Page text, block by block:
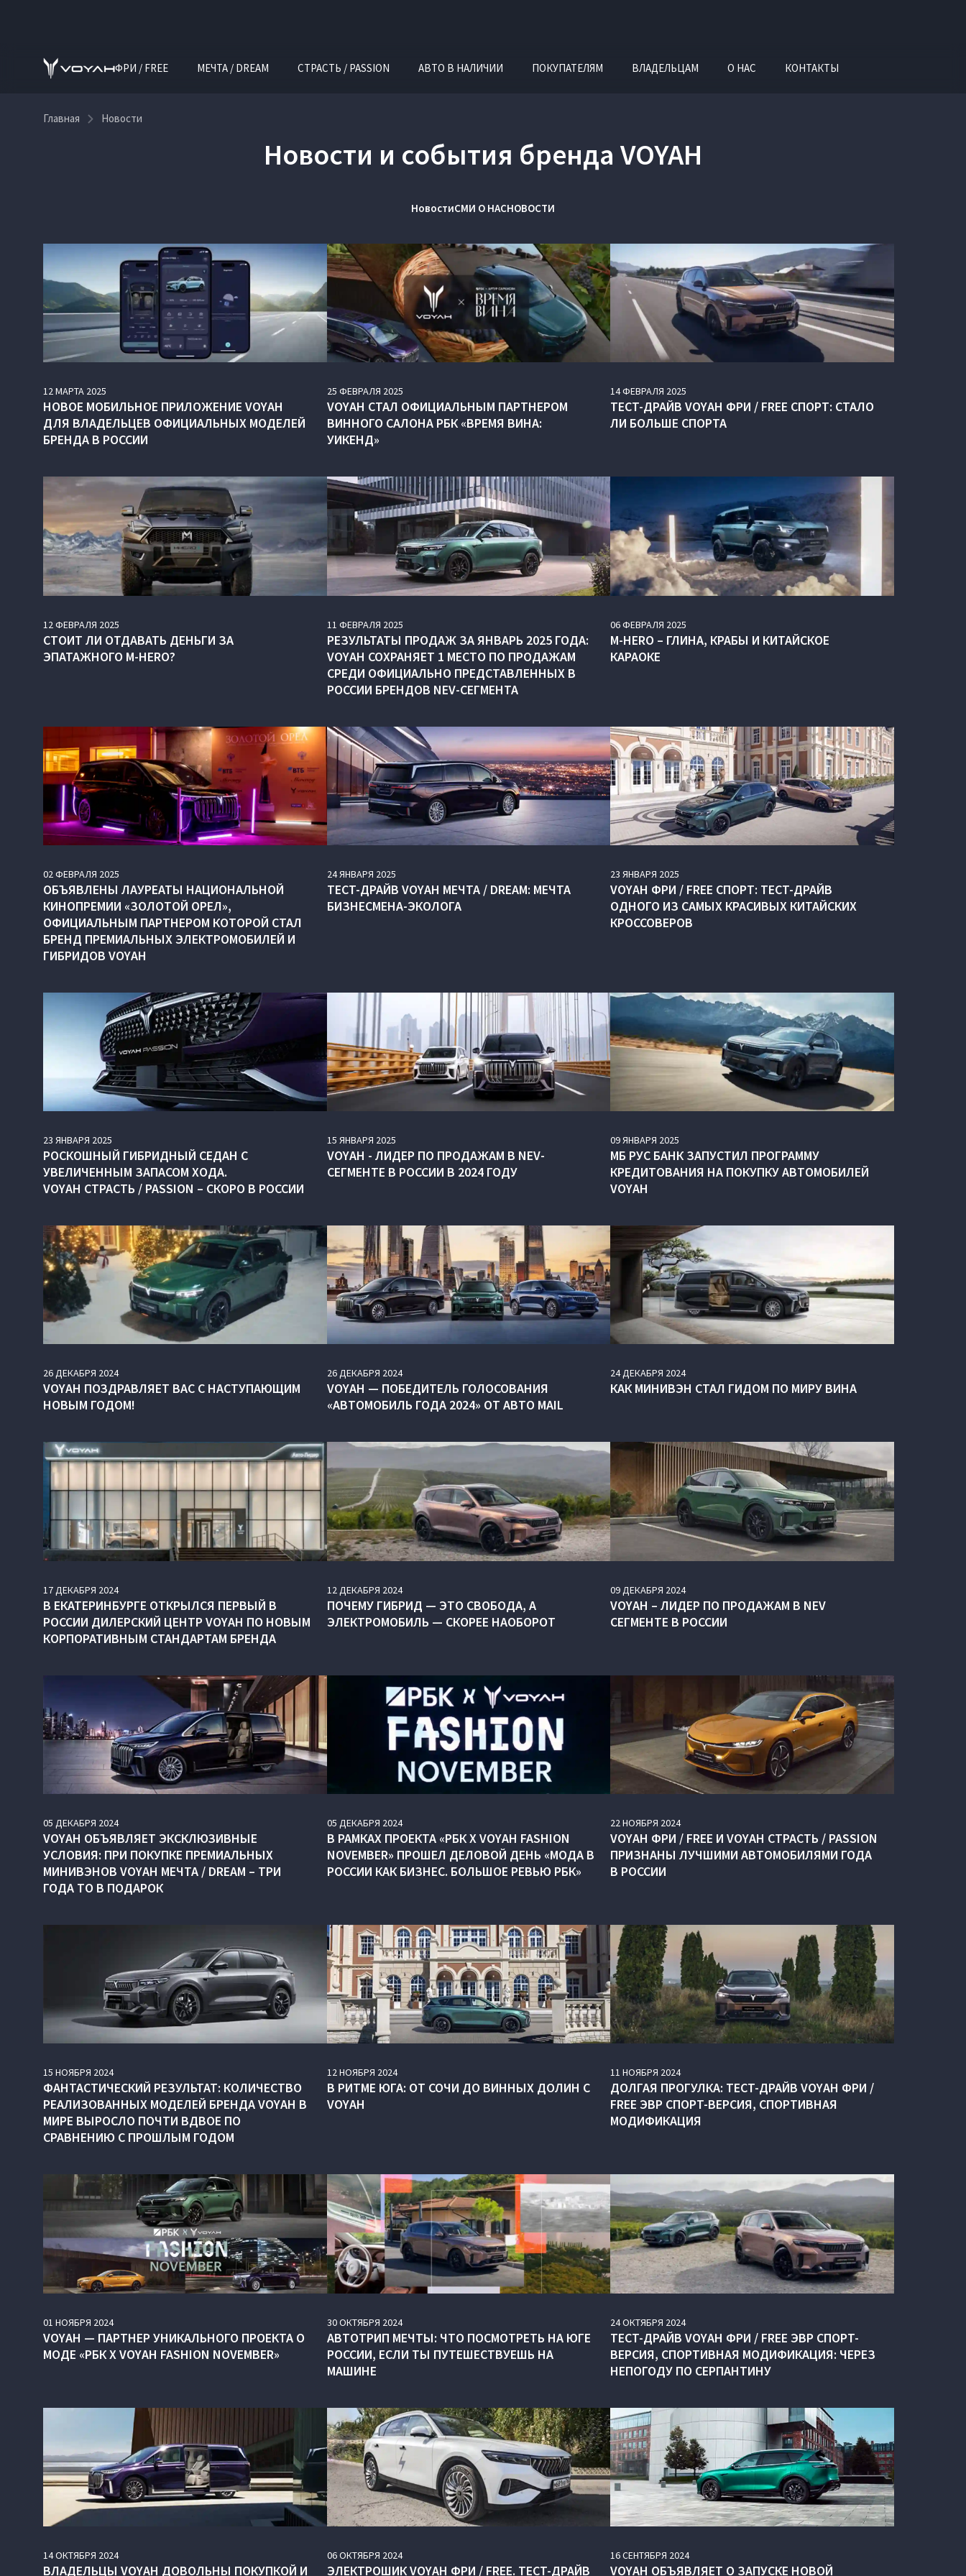
ФРИ / FREE МЕЧТА / DREAM СТРАСТЬ / PASSION АВТО В НАЛИЧИИ ПОКУПАТЕЛЯМ ВЛАДЕЛЬЦАМ О НАС КОНТАКТЫ
Главная Новости
Новости и события бренда VOYAH
НовостиСМИ О НАСНОВОСТИ
12МАРТА 2025
НОВОЕ МОБИЛЬНОЕ ПРИЛОЖЕНИЕ VOYAH
ДЛЯ ВЛАДЕЛЬЦЕВ ОФИЦИАЛЬНЫХ МОДЕЛЕЙ
БРЕНДА В РОССИИ
25 ФЕВРАЛЯ 2025
VOYAH СТАЛ ОФИЦИАЛЬНЫМ ПАРТНЕРОМ
ВИННОГО САЛОНА РБК «ВРЕМЯ ВИНА:
УИКЕНД»
14ФЕВРАЛЯ 2025
ТЕСТ-ДРАЙВ VOYAH ФРИ / FREE СПОРТ: СТАЛО
ЛИ БОЛЬШЕ СПОРТА
12 ФЕВРАЛЯ 2025
СТОИТ ЛИ ОТДАВАТЬ ДЕНЬГИ ЗА
ЭПАТАЖНОГО M-HERO?
11 ФЕВРАЛЯ 2025
РЕЗУЛЬТАТЫ ПРОДАЖ ЗА ЯНВАРЬ 2025 ГОДА:
VOYAH СОХРАНЯЕТ 1 МЕСТО ПО ПРОДАЖАМ
СРЕДИ ОФИЦИАЛЬНО ПРЕДСТАВЛЕННЫХ В
РОССИИ БРЕНДОВ NEV-СЕГМЕНТА
06ФЕВРАЛЯ 2025
M-HERO – ГЛИНА, КРАБЫ И КИТАЙСКОЕ
КАРАОКЕ
02ФЕВРАЛЯ 2025
ОБЪЯВЛЕНЫ ЛАУРЕАТЫ НАЦИОНАЛЬНОЙ
КИНОПРЕМИИ «ЗОЛОТОЙ ОРЕЛ»,
ОФИЦИАЛЬНЫМ ПАРТНЕРОМ КОТОРОЙ СТАЛ
БРЕНД ПРЕМИАЛЬНЫХ ЭЛЕКТРОМОБИЛЕЙ И
ГИБРИДОВ VOYAH
24ЯНВАРЯ 2025
ТЕСТ-ДРАЙВ VOYAH МЕЧТА / DREAM: МЕЧТА
БИЗНЕСМЕНА-ЭКОЛОГА
23 ЯНВАРЯ 2025
VOYAH ФРИ / FREE СПОРТ: ТЕСТ-ДРАЙВ
ОДНОГО ИЗ САМЫХ КРАСИВЫХ КИТАЙСКИХ
КРОССОВЕРОВ
23 ЯНВАРЯ 2025
РОСКОШНЫЙ ГИБРИДНЫЙ СЕДАН С
УВЕЛИЧЕННЫМ ЗАПАСОМ ХОДА.
VOYAH СТРАСТЬ / PASSION – СКОРО В РОССИИ
15 ЯНВАРЯ 2025
VOYAH - ЛИДЕР ПО ПРОДАЖАМ В NEV-
СЕГМЕНТЕ В РОССИИ В 2024 ГОДУ
09ЯНВАРЯ 2025
МБ РУС БАНК ЗАПУСТИЛ ПРОГРАММУ
КРЕДИТОВАНИЯ НА ПОКУПКУ АВТОМОБИЛЕЙ
VOYAH
26ДЕКАБРЯ 2024
VOYAH ПОЗДРАВЛЯЕТ ВАС С НАСТУПАЮЩИМ
НОВЫМ ГОДОМ!
26ДЕКАБРЯ 2024
VOYAH — ПОБЕДИТЕЛЬ ГОЛОСОВАНИЯ
«АВТОМОБИЛЬ ГОДА 2024» ОТ АВТО MAIL
24ДЕКАБРЯ 2024
КАК МИНИВЭН СТАЛ ГИДОМ ПО МИРУ ВИНА
17ДЕКАБРЯ 2024
В ЕКАТЕРИНБУРГЕ ОТКРЫЛСЯ ПЕРВЫЙ В
РОССИИ ДИЛЕРСКИЙ ЦЕНТР VOYAH ПО НОВЫМ
КОРПОРАТИВНЫМ СТАНДАРТАМ БРЕНДА
12ДЕКАБРЯ 2024
ПОЧЕМУ ГИБРИД — ЭТО СВОБОДА, А
ЭЛЕКТРОМОБИЛЬ — СКОРЕЕ НАОБОРОТ
09ДЕКАБРЯ 2024
VOYAH – ЛИДЕР ПО ПРОДАЖАМ В NEV
СЕГМЕНТЕ В РОССИИ
05 ДЕКАБРЯ 2024
VOYAH ОБЪЯВЛЯЕТ ЭКСКЛЮЗИВНЫЕ
УСЛОВИЯ: ПРИ ПОКУПКЕ ПРЕМИАЛЬНЫХ
МИНИВЭНОВ VOYAH МЕЧТА / DREAM – ТРИ
ГОДА ТО В ПОДАРОК
05 ДЕКАБРЯ 2024
В РАМКАХ ПРОЕКТА «РБК X VOYAH FASHION
NOVEMBER» ПРОШЕЛ ДЕЛОВОЙ ДЕНЬ «МОДА В
РОССИИ КАК БИЗНЕС. БОЛЬШОЕ РЕВЬЮ РБК»
22НОЯБРЯ 2024
VOYAH ФРИ / FREE И VOYAH СТРАСТЬ / PASSION
ПРИЗНАНЫ ЛУЧШИМИ АВТОМОБИЛЯМИ ГОДА
В РОССИИ
15 НОЯБРЯ 2024
ФАНТАСТИЧЕСКИЙ РЕЗУЛЬТАТ: КОЛИЧЕСТВО
РЕАЛИЗОВАННЫХ МОДЕЛЕЙ БРЕНДА VOYAH В
МИРЕ ВЫРОСЛО ПОЧТИ ВДВОЕ ПО
СРАВНЕНИЮ С ПРОШЛЫМ ГОДОМ
12НОЯБРЯ 2024
В РИТМЕ ЮГА: ОТ СОЧИ ДО ВИННЫХ ДОЛИН С
VOYAH
11 НОЯБРЯ 2024
ДОЛГАЯ ПРОГУЛКА: ТЕСТ-ДРАЙВ VOYAH ФРИ /
FREE ЭВР СПОРТ-ВЕРСИЯ, СПОРТИВНАЯ
МОДИФИКАЦИЯ
01 НОЯБРЯ 2024
VOYAH — ПАРТНЕР УНИКАЛЬНОГО ПРОЕКТА О
МОДЕ «РБК X VOYAH FASHION NOVEMBER»
30ОКТЯБРЯ 2024
АВТОТРИП МЕЧТЫ: ЧТО ПОСМОТРЕТЬ НА ЮГЕ
РОССИИ, ЕСЛИ ТЫ ПУТЕШЕСТВУЕШЬ НА
МАШИНЕ
24ОКТЯБРЯ 2024
ТЕСТ-ДРАЙВ VOYAH ФРИ / FREE ЭВР СПОРТ-
ВЕРСИЯ, СПОРТИВНАЯ МОДИФИКАЦИЯ: ЧЕРЕЗ
НЕПОГОДУ ПО СЕРПАНТИНУ
14ОКТЯБРЯ 2024
ВЛАДЕЛЬЦЫ VOYAH ДОВОЛЬНЫ ПОКУПКОЙ И
06ОКТЯБРЯ 2024
ЭЛЕКТРОШИК VOYAH ФРИ / FREE. ТЕСТ-ДРАЙВ
16СЕНТЯБРЯ 2024
VOYAH ОБЪЯВЛЯЕТ О ЗАПУСКЕ НОВОЙ